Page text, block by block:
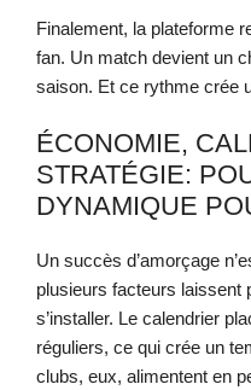
Finalement, la plateforme
fan. Un match devient un
saison. Et ce rythme crée
ÉCONOMIE,
STRATÉGIE:
DYNAMIQUE
Un succès d’amorçage
plusieurs facteurs laissent
s’installer. Le calendrier
réguliers, ce qui crée un
clubs, eux, alimentent en